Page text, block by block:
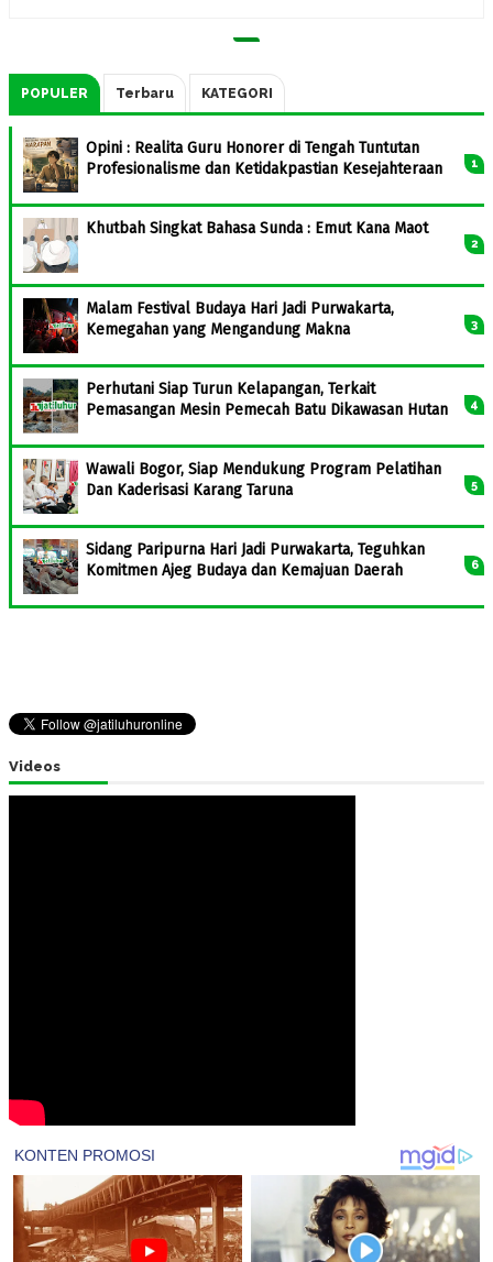
POPULER Terbaru KATEGORI
Opini : Realita Guru Honorer di Tengah Tuntutan
Profesionalisme dan Ketidakpastian Kesejahteraan
Khutbah Singkat Bahasa Sunda : Emut Kana Maot
Malam Festival Budaya Hari Jadi Purwakarta,
Kemegahan yang Mengandung Makna
Perhutani Siap Turun Kelapangan, Terkait
Pemasangan Mesin Pemecah Batu Dikawasan Hutan
Wawali Bogor, Siap Mendukung Program Pelatihan
Dan Kaderisasi Karang Taruna
Sidang Paripurna Hari Jadi Purwakarta, Teguhkan
Komitmen Ajeg Budaya dan Kemajuan Daerah
Videos